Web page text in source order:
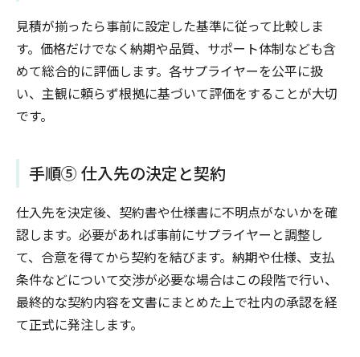
見積が揃ったら事前に設定した基準に従って比較しま
す。価格だけでなく納期や品質、サポート体制なども含
めて総合的に評価します。各サプライヤーを公平に扱
い、主観に頼らず根拠に基づいて評価をすることが大切
です。
手順⑤ 仕入先の決定と契約
仕入先を決定後、契約書や仕様書に不明点がないかを確
認します。必要があれば事前にサプライヤーと調整し
て、合意を得てから契約を結びます。納期や仕様、支払
条件などについて交渉が必要な場合はこの段階で行い、
最終的な契約内容を文書にまとめた上で社内の承認を経
て正式に発注します。